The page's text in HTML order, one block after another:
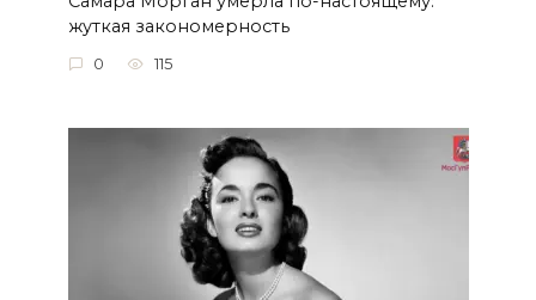
жуткая закономерность
0 115